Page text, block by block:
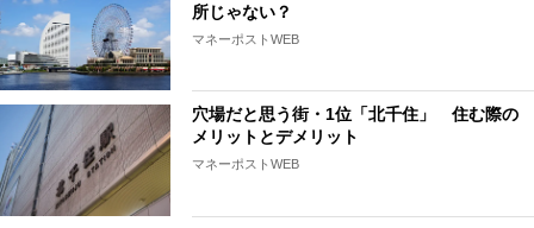
所じゃない？
マネーポストWEB
穴場だと思う街・1位「北千住」 住む際の
メリットとデメリット
マネーポストWEB